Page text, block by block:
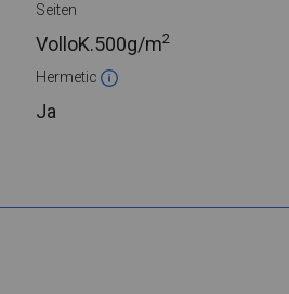
Seiten
VolloK.500g/m2
Hermetic
Ja